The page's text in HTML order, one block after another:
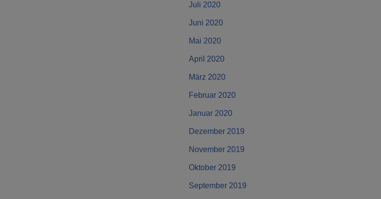
Juli 2020
Juni 2020
Mai 2020
April 2020
März 2020
Februar 2020
Januar 2020
Dezember 2019
November 2019
Oktober 2019
September 2019